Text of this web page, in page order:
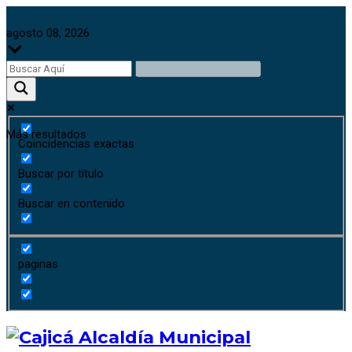
agosto 08, 2026
Más resultados
Coincidencias exactas
Buscar por título
Buscar en contenido
paginas